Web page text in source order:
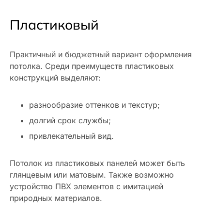
Пластиковый
Практичный и бюджетный вариант оформления
потолка. Среди преимуществ пластиковых
конструкций выделяют:
разнообразие оттенков и текстур;
долгий срок службы;
привлекательный вид.
Потолок из пластиковых панелей может быть
глянцевым или матовым. Также возможно
устройство ПВХ элементов с имитацией
природных материалов.